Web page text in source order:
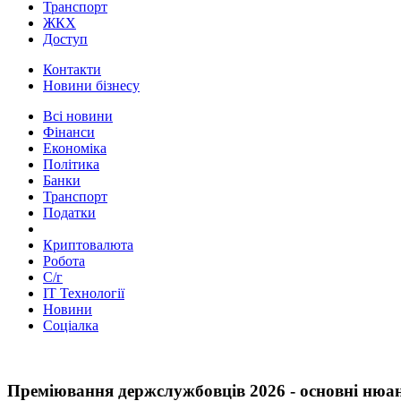
Транспорт
ЖКХ
Доступ
Контакти
Новини бізнесу
Всі новини
Фінанси
Економіка
Політика
Банки
Транспорт
Податки
Криптовалюта
Робота
С/г
ІТ Технології
Новини
Соціалка
Преміювання держслужбовців 2026 - основні